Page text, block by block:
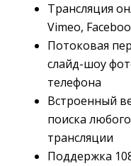
Трансляция
Vimeo,
Потоковая
слайд-шоу
телефона
Встроенный
поиска
трансляции
Поддержка